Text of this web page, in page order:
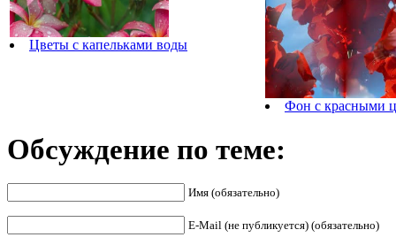
Цветы с капельками воды
Фон с красными
Обсуждение по теме:
Имя (обязательно)
E-Mail (не публикуется) (обязательно)